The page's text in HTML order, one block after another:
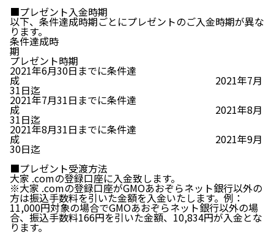
■プレゼント入金時期
以下、条件達成時期ごとにプレゼントのご入金時期が異な
ります。
条件達成時
プレゼント時期
2021年6月30日までに条件達
成 2021年7月
31日迄
2021年7月31日までに条件達
成 2021年8月
31日迄
2021年8月31日までに条件達
成 2021年9月
30日迄
■プレゼント受渡方法
大家 .comの登録口座に入金致します。
※大家 .comの登録口座がGMOあおぞらネット銀行以外の
方は振込手数料を引いた金額を入金いたします。例：
11,000円対象の場合でGMOあおぞらネット銀行以外の場
合、振込手数料166円を引いた金額、10,834円が入金とな
ります。